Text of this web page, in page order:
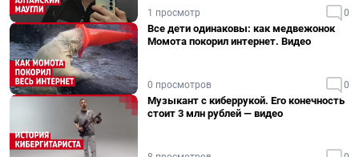
1 просмотр 0
Все дети одинаковы: как медвежонок
Момота покорил интернет. Видео
0 просмотров 0
Музыкант с киберрукой. Его конечность
стоит 3 млн рублей — видео